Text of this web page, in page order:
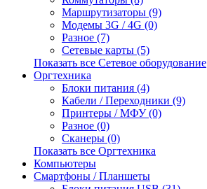
Маршрутизаторы (9)
Модемы 3G / 4G (0)
Разное (7)
Сетевые карты (5)
Показать все Сетевое оборудование
Оргтехника
Блоки питания (4)
Кабели / Переходники (9)
Принтеры / МФУ (0)
Разное (0)
Сканеры (0)
Показать все Оргтехника
Компьютеры
Смартфоны / Планшеты